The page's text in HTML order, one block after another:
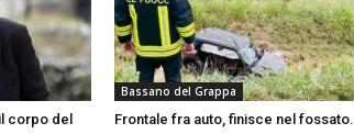
corpo del
Bassano del Grappa
Frontale fra auto, finisce nel fossato.